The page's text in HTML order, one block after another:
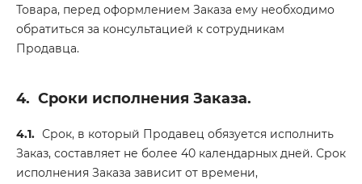
Товара, перед оформлением Заказа ему необходимо
обратиться за консультацией к сотрудникам
Продавца.
4. Сроки исполнения Заказа.
4.1. Срок, в который Продавец обязуется исполнить
Заказ, составляет не более 40 календарных дней. Срок
исполнения Заказа зависит от времени,